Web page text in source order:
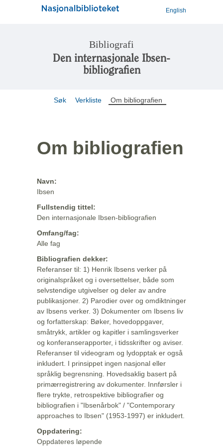
English
Bibliografi
Den internasjonale Ibsen-
bibliografien
Søk Verkliste Om bibliografien
Om bibliografien
Navn:
Ibsen
Fullstendig tittel:
Den internasjonale Ibsen-bibliografien
Omfang/fag:
Alle fag
Bibliografien dekker:
Referanser til: 1) Henrik Ibsens verker på
originalspråket og i oversettelser, både som
selvstendige utgivelser og deler av andre
publikasjoner. 2) Parodier over og omdiktninger
av Ibsens verker. 3) Dokumenter om Ibsens liv
og forfatterskap: Bøker, hovedoppgaver,
småtrykk, artikler og kapitler i samlingsverker
og konferanserapporter, i tidsskrifter og aviser.
Referanser til videogram og lydopptak er også
inkludert. I prinsippet ingen nasjonal eller
språklig begrensning. Hovedsaklig basert på
primærregistrering av dokumenter. Innførsler i
flere trykte, retrospektive bibliografier og
bibliografien i "Ibsenårbok" / "Contemporary
approaches to Ibsen" (1953-1997) er inkludert.
Oppdatering:
Oppdateres løpende